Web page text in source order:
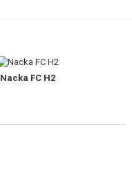
Nacka FC H2